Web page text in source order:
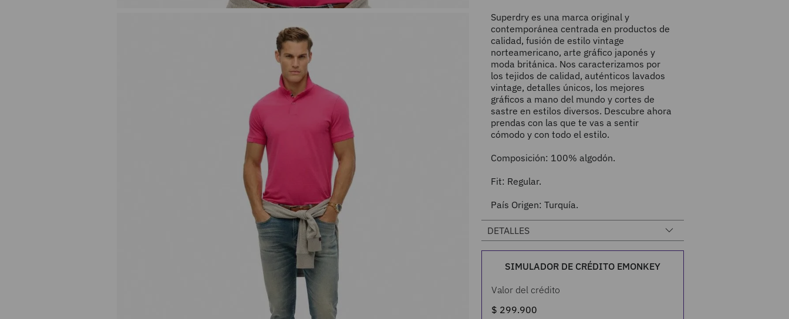
Superdry es una marca original y
contemporánea centrada en productos de
calidad, fusión de estilo vintage
norteamericano, arte gráfico japonés y
moda británica. Nos caracterizamos por
los tejidos de calidad, auténticos lavados
vintage, detalles únicos, los mejores
gráficos a mano del mundo y cortes de
sastre en estilos diversos. Descubre ahora
prendas con las que te vas a sentir
cómodo y con todo el estilo.
Composición: 100% algodón.
Fit: Regular.
País Origen: Turquía.
DETALLES
SIMULADOR DE CRÉDITO EMONKEY
Valor del crédito